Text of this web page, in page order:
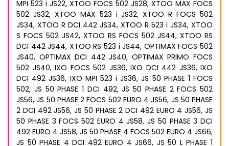
MPI 523 i JS22, XTOO FOCS 502 JS28, XTOO MAX FOCS
502 JS32, XTOO MAX 523 i JS32, XTOO R FOCS 502
JS34, XTOO R DCI 442 JS34, XTOO R 523 i JS34, XTOO
S FOCS 502 JS42, XTOO RS FOCS 502 JS44, XTOO RS
DCI 442 JS44, XTOO RS 523 i JS44, OPTIMAX FOCS 502
JS40, OPTIMAX DCI 442 JS40, OPTIMAX PRIMO FOCS
502 JS40, IXO FOCS 502 JS36, IXO DCI 442 JS36, IXO
DCI 492 JS36, IXO MPI 523 i JS36, JS 50 PHASE 1 FOCS
502, JS 50 PHASE 1 DCI 492, JS 50 PHASE 2 FOCS 502
JS56, JS 50 PHASE 2 FOCS 502 EURO 4 JS56, JS 50 PHASE
2 DCI 492 JS56, JS 50 PHASE 2 DCI 492 EURO 4 JS56, JS
50 PHASE 3 FOCS 502 EURO 4 JS58, JS 50 PHASE 3 DCI
492 EURO 4 JS58, JS 50 PHASE 4 FOCS 502 EURO 4 JS66,
JS 50 PHASE 4 DCI 492 EURO 4 JS66, JS 50 L PHASE 1